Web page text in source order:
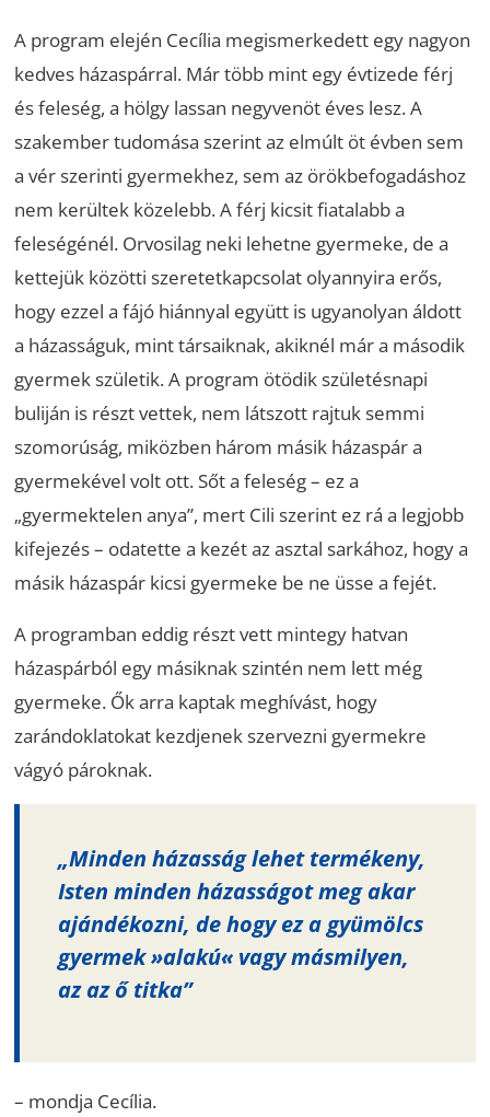
A program elején Cecília megismerkedett egy nagyon
kedves házaspárral. Már több mint egy évtizede férj
és feleség, a hölgy lassan negyvenöt éves lesz. A
szakember tudomása szerint az elmúlt öt évben sem
a vér szerinti gyermekhez, sem az örökbefogadáshoz
nem kerültek közelebb. A férj kicsit fiatalabb a
feleségénél. Orvosilag neki lehetne gyermeke, de a
kettejük közötti szeretetkapcsolat olyannyira erős,
hogy ezzel a fájó hiánnyal együtt is ugyanolyan áldott
a házasságuk, mint társaiknak, akiknél már a második
gyermek születik. A program ötödik születésnapi
buliján is részt vettek, nem látszott rajtuk semmi
szomorúság, miközben három másik házaspár a
gyermekével volt ott. Sőt a feleség – ez a
„gyermektelen anya”, mert Cili szerint ez rá a legjobb
kifejezés – odatette a kezét az asztal sarkához, hogy a
másik házaspár kicsi gyermeke be ne üsse a fejét.
A programban eddig részt vett mintegy hatvan
házaspárból egy másiknak szintén nem lett még
gyermeke. Ők arra kaptak meghívást, hogy
zarándoklatokat kezdjenek szervezni gyermekre
vágyó pároknak.
„Minden házasság lehet termékeny,
Isten minden házasságot meg akar
ajándékozni, de hogy ez a gyümölcs
gyermek »alakú« vagy másmilyen,
az az ő titka”
– mondja Cecília.